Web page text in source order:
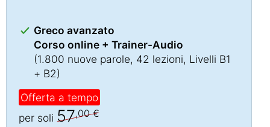
Greco avanzato
Corso online + Trainer-Audio
(1.800 nuove parole, 42 lezioni, Livelli B1
+ B2)
Offerta a tempo
per soli 57,00 €